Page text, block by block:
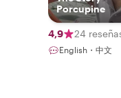
Porcupine
4,9 24
English・中文